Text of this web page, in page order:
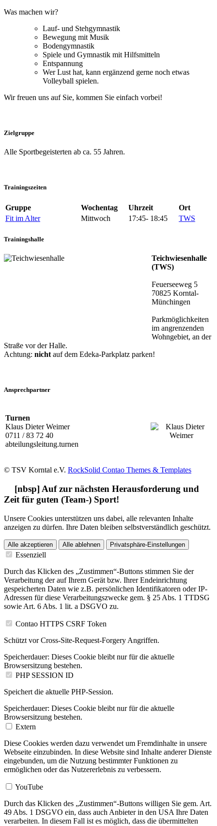
Was machen wir?
Lauf- und Stehgymnastik
Bewegung mit Musik
Bodengymnastik
Spiele und Gymnastik mit Hilfsmitteln
Entspannung
Wer Lust hat, kann ergänzend gerne noch etwas
Volleyball spielen.
Wir freuen uns auf Sie, kommen Sie einfach vorbei!
Zielgruppe
Alle Sportbegeisterten ab ca. 55 Jahren.
Trainingszeiten
Gruppe Wochentag Uhrzeit
Ort
Fit im Alter
Mittwoch 17:45- 18:45 TWS
Trainingshalle
Teichwiesenhalle
(TWS)
Feuerseeweg 5
70825 Korntal-
Münchingen
Parkmöglichkeiten
im angrenzenden
Wohngebiet, an der
Straße vor der Halle.
Achtung: nicht auf dem Edeka-Parkplatz parken!
Ansprechpartner
Turnen
Klaus Dieter Weimer
0711 / 83 72 40
abteilungsleitung.turnen
© TSV Korntal e.V. RockSolid Contao Themes & Templates
[nbsp] Auf zur nächsten Herausforderung und
Zeit für guten (Team-) Sport!
Unsere Cookies unterstützen uns dabei, alle relevanten Inhalte
anzeigen zu dürfen. Ihre Daten bleiben selbstverständlich geschützt.
Alle akzeptieren Alle ablehnen Privatsphäre-Einstellungen
Essenziell
Durch das Klicken des „Zustimmen“-Buttons stimmen Sie der
Verarbeitung der auf Ihrem Gerät bzw. Ihrer Endeinrichtung
gespeicherten Daten wie z.B. persönlichen Identifikatoren oder IP-
Adressen für diese Verarbeitungszwecke gem. § 25 Abs. 1 TTDSG
sowie Art. 6 Abs. 1 lit. a DSGVO zu.
Contao HTTPS CSRF Token
Schützt vor Cross-Site-Request-Forgery Angriffen.
Speicherdauer: Dieses Cookie bleibt nur für die aktuelle
Browsersitzung bestehen.
PHP SESSION ID
Speichert die aktuelle PHP-Session.
Speicherdauer: Dieses Cookie bleibt nur für die aktuelle
Browsersitzung bestehen.
Extern
Diese Cookies werden dazu verwendet um Fremdinhalte in unsere
Webseite einzubinden. In diese Website sind Inhalte anderer Dienste
eingebunden, um die Nutzung bestimmter Funktionen zu
ermöglichen oder das Nutzererlebnis zu verbessern.
YouTube
Durch das Klicken des „Zustimmen“-Buttons willigen Sie gem. Art.
49 Abs. 1 DSGVO ein, dass auch Anbieter in den USA Ihre Daten
verarbeiten. In diesem Fall ist es möglich, dass die übermittelten